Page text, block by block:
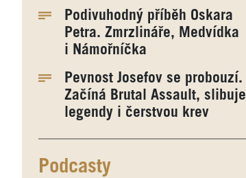
Podivuhodný příběh Oskara
Petra. Zmrzlináře, Medvídka
i Námořníčka
Pevnost Josefov se probouzí.
Začíná Brutal Assault, slibuje
legendy i čerstvou krev
Podcasty